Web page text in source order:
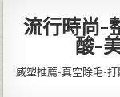
流行時尚-
酸-
威塑推薦-真空除毛-